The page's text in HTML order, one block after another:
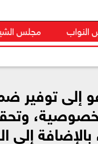
النواب مجلس
إلى توفير
بالإضافة